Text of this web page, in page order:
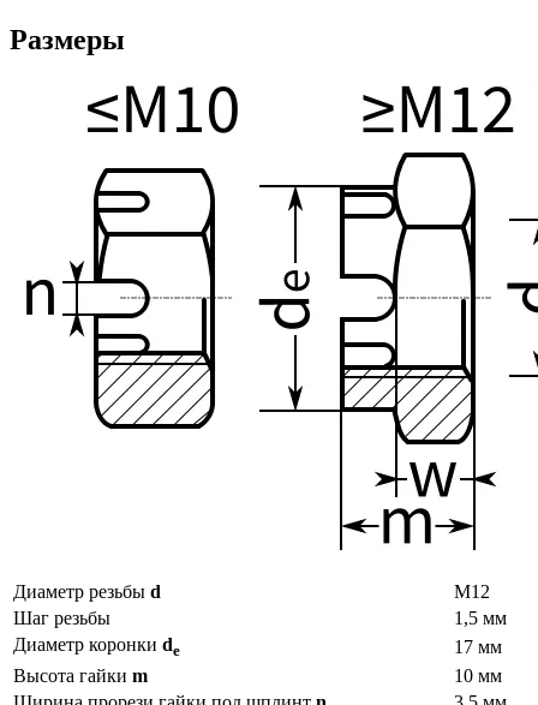
Размеры
Диаметр резьбы d
М12
Шаг резьбы
1,5 мм
Диаметр коронки de
17 мм
Высота гайки m
10 мм